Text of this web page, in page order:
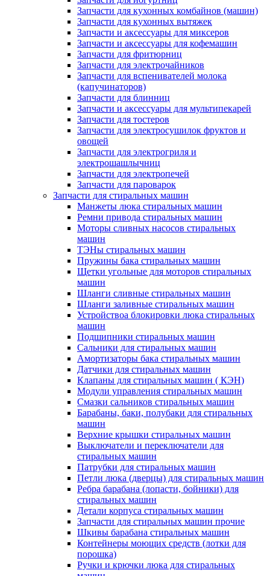
Запчасти для кухонных комбайнов (машин)
Запчасти для кухонных вытяжек
Запчасти и аксессуары для миксеров
Запчасти и аксессуары для кофемашин
Запчасти для фритюрниц
Запчасти для электрочайников
Запчасти для вспенивателей молока
(капучинаторов)
Запчасти для блинниц
Запчасти и аксессуары для мультипекарей
Запчасти для тостеров
Запчасти для электросушилок фруктов и
овощей
Запчасти для электрогриля и
электрошашлычниц
Запчасти для электропечей
Запчасти для пароварок
Запчасти для стиральных машин
Манжеты люка стиральных машин
Ремни привода стиральных машин
Моторы сливных насосов стиральных
машин
ТЭНы стиральных машин
Пружины бака стиральных машин
Щетки угольные для моторов стиральных
машин
Шланги сливные стиральных машин
Шланги заливные стиральных машин
Устройствоа блокировки люка стиральных
машин
Подшипники стиральных машин
Сальники для стиральных машин
Амортизаторы бака стиральных машин
Датчики для стиральных машин
Клапаны для стиральных машин ( КЭН)
Модули управления стиральных машин
Смазки сальников стиральных машин
Барабаны, баки, полубаки для стиральных
машин
Верхние крышки стиральных машин
Выключатели и переключатели для
стиральных машин
Патрубки для стиральных машин
Петли люка (дверцы) для стиральных машин
Ребра барабана (лопасти, бойники) для
стиральных машин
Детали корпуса стиральных машин
Запчасти для стиральных машин прочие
Шкивы барабана стиральных машин
Контейнеры моющих средств (лотки для
порошка)
Ручки и крючки люка для стиральных